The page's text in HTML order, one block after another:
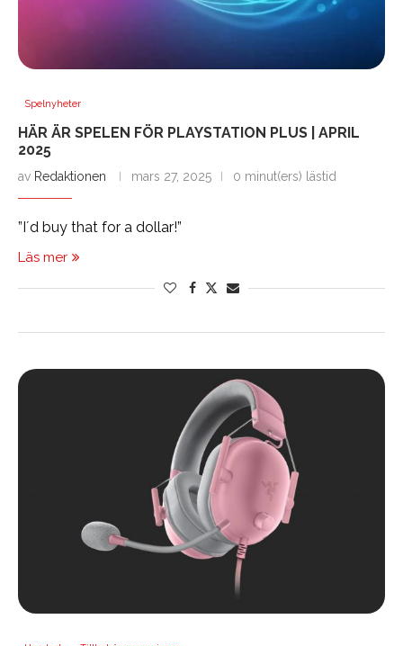
Spelnyheter
HÄR ÄR SPELEN FÖR PLAYSTATION PLUS | APRIL
2025
av Redaktionen mars 27, 2025 0 minut(ers) lästid
”I´d buy that for a dollar!”
Läs mer